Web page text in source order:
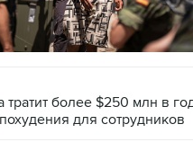
тратит более $250 млн в
для сотрудников